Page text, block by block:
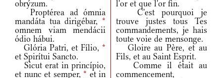
obrýzum.
l'or et que l'or fin.
Proptérea ad ómnia
mandáta tua dirigébar, *
omnem viam mendácii
ódio hábui.
C'est pourquoi je
trouve justes tous Tes
commandements, je hais
toute voie de mensonge.
Glória Patri, et Fílio, *
et Spirítui Sancto.
Gloire au Père, et au
Fils, et au Saint Esprit.
Sicut erat in princípio,
et nunc et semper, * et in
Comme il était au
commencement,